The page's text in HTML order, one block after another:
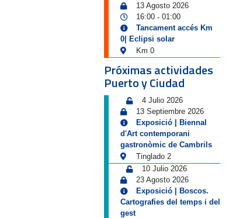
13 Agosto 2026
16:00- 01:00
Tancament accés Km
0| Eclipsi solar
Km 0
Próximas actividades
Puerto y Ciudad
4 Julio 2026
13 Septiembre 2026
Exposició | Biennal
d'Art contemporani
gastronòmic de Cambrils
Tinglado 2
10 Julio 2026
23 Agosto 2026
Exposició | Boscos.
Cartografies del temps i del
gest